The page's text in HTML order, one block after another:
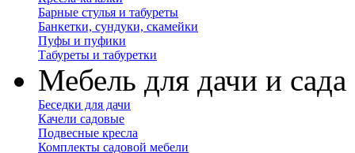
Барные стулья и табуреты
Банкетки, сундуки, скамейки
Пуфы и пуфики
Табуреты и табуретки
Мебель для дачи и сада
Беседки для дачи
Качели садовые
Подвесные кресла
Комплекты садовой мебели